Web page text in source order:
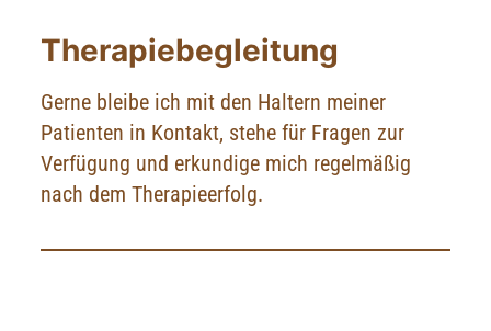
Therapiebegleitung
Gerne bleibe ich mit den Haltern meiner
Patienten in Kontakt, stehe für Fragen zur
Verfügung und erkundige mich regelmäßig
nach dem Therapieerfolg.